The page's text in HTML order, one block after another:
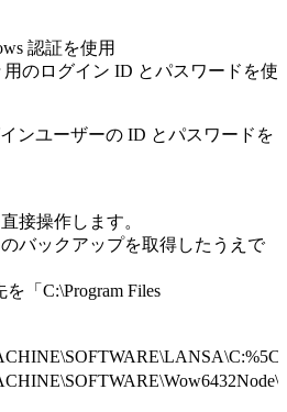
認証を使用
用のログイン ID とパスワードを使
ンユーザーの ID とパスワードを
接操作します。
バックアップを取得したうえで
「C:\Program Files